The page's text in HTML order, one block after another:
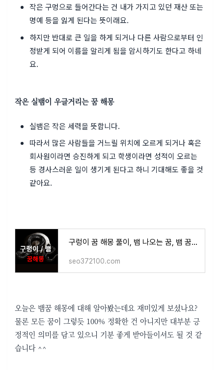
작은 구멍으로 들어간다는 건 내가 가지고 있던 재산 또는
명예 등을 잃게 된다는 뜻이래요.
하지만 반대로 큰 일을 하게 되거나 다른 사람으로부터 인
정받게 되어 이름을 알리게 됨을 암시하기도 한다고 하네
요.
작은 실뱀이 우글거리는 꿈 해몽
실뱀은 작은 세력을 뜻합니다.
따라서 많은 사람들을 거느릴 위치에 오르게 되거나 혹은
회사원이라면 승진하게 되고 학생이라면 성적이 오르는
등 경사스러운 일이 생기게 된다고 하니 기대해도 좋을 것
같아요.
구렁이 꿈 해몽 풀이, 뱀 나오는 꿈, 뱀 꿈 해몽, 길몽? 흉몽?
seo372100.com
오늘은 뱀꿈 해몽에 대해 알아봤는데요 재미있게 보셨나요?
물론 모든 꿈이 그렇듯 100% 정확한 건 아니지만 대부분 긍
정적인 의미를 담고 있으니 기분 좋게 받아들이셔도 될 것 같
습니다 ^^